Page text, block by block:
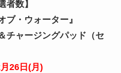
者数】
ブ・ウォーター』
チャージングパッド（セ
26日(月 )